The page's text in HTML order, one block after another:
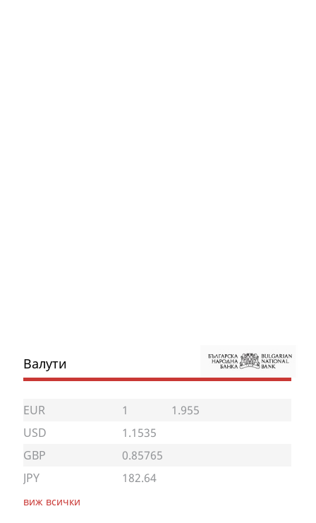
Валути
EUR 1
1.955
USD
1.1535
GBP
0.85765
JPY
182.64
виж всички